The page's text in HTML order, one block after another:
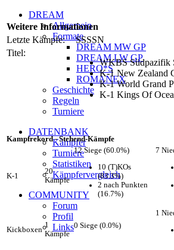
DREAM
Allgemein
Formate
DREAM MW GP
DREAM LW GP
HERO*S
ROMANEX
Geschichte
Regeln
Turniere
DATENBANK
Kämpfer
Turniere
Statistiken
Kämpfervergleich
COMMUNITY
Forum
Profil
Links
Weitere Informationen
Letzte Kämpfe:
SSSSN
Titel:
WKBS Südpazifik
K-1 New Zealand
K-1 World Grand
K-1 Kings Of
Kampfrekord - Stehend-Kämpfe
K-1
20
Kämpfe
12 Siege (60.0%)
10 (T)KOs
(83.3%)
2 nach Punkten
(16.7%)
7
Kickboxen
1
Kämpfe
0 Siege (0.0%)
1